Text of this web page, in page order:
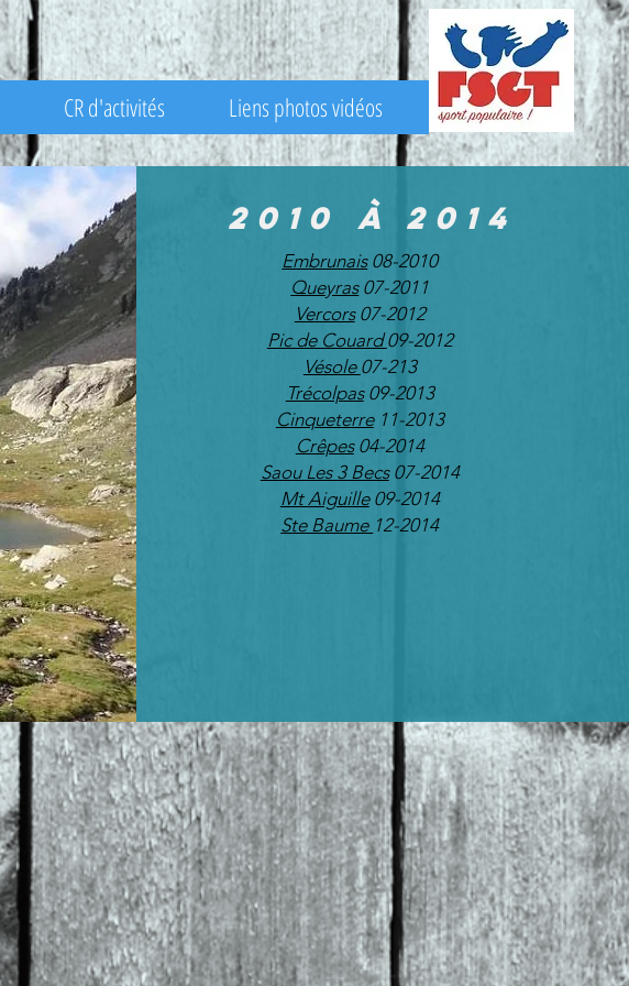
CR d'activités Liens photos vidéos
2010 à 2014
Embrunais08-2010
Queyras07-2011
Vercors07-2012
Pic de Couard09-2012
Vésole 07-213
Trécolpas09-2013
Cinqueterre11-2013
Crêpes04-2014
Saou Les 3 Becs07-2014
Mt Aiguille09-2014
Ste Baume 12-2014